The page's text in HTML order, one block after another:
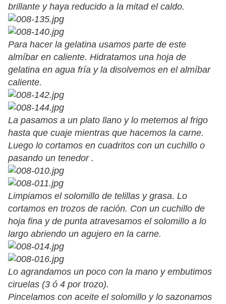
brillante y haya reducido a la mitad el caldo.
Para hacer la gelatina usamos parte de este
almíbar en caliente. Hidratamos una hoja de
gelatina en agua fría y la disolvemos en el almíbar
caliente.
La pasamos a un plato llano y lo metemos al frigo
hasta que cuaje mientras que hacemos la carne.
Luego lo cortamos en cuadritos con un cuchillo o
pasando un tenedor .
Limpiamos el solomillo de telillas y grasa. Lo
cortamos en trozos de ración. Con un cuchillo de
hoja fina y de punta atravesamos el solomillo a lo
largo abriendo un agujero en la carne.
Lo agrandamos un poco con la mano y embutimos
ciruelas (3 ó 4 por trozo).
Pincelamos con aceite el solomillo y lo sazonamos